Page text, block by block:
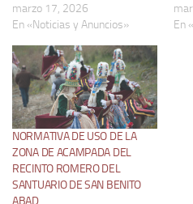
marzo 17, 2026
En «Noticias y Anuncios»
En
NORMATIVA DE USO DE LA
ZONA DE ACAMPADA DEL
RECINTO ROMERO DEL
SANTUARIO DE SAN BENITO
ABAD